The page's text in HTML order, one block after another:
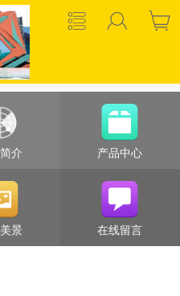
介 产品中心
景 在线留言